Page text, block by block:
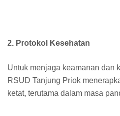
2. Protokol Kesehatan
Untuk menjaga keamanan dan
RSUD Tanjung Priok
ketat, terutama dalam masa